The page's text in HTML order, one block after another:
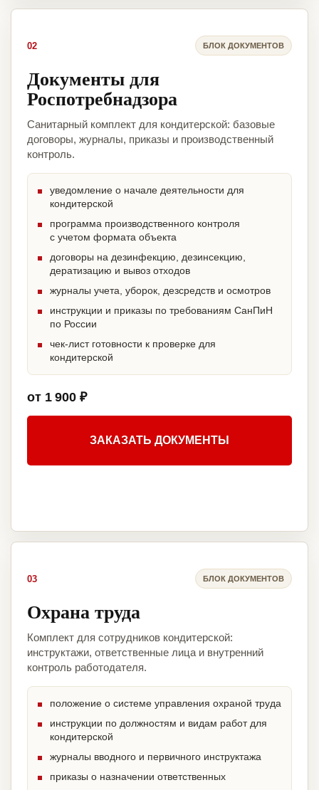
02 БЛОК ДОКУМЕНТОВ
Документы для
Роспотребнадзора
Санитарный комплект для кондитерской: базовые
договоры, журналы, приказы и производственный
контроль.
уведомление о начале деятельности для
кондитерской
программа производственного контроля
с учетом формата объекта
договоры на дезинфекцию, дезинсекцию,
дератизацию и вывоз отходов
журналы учета, уборок, дезсредств и осмотров
инструкции и приказы по требованиям СанПиН
по России
чек-лист готовности к проверке для
кондитерской
от 1 900 ₽
ЗАКАЗАТЬ ДОКУМЕНТЫ
03 БЛОК ДОКУМЕНТОВ
Охрана труда
Комплект для сотрудников кондитерской:
инструктажи, ответственные лица и внутренний
контроль работодателя.
положение о системе управления охраной труда
инструкции по должностям и видам работ для
кондитерской
журналы вводного и первичного инструктажа
приказы о назначении ответственных